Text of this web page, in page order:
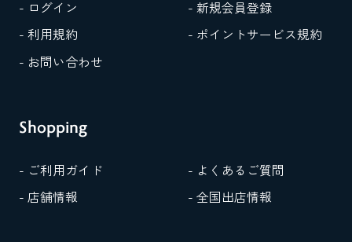
- ログイン
- 新規会員登録
- 利用規約
- ポイントサービス規約
- お問い合わせ
Shopping
- ご利用ガイド
- よくあるご質問
- 店舗情報
- 全国出店情報